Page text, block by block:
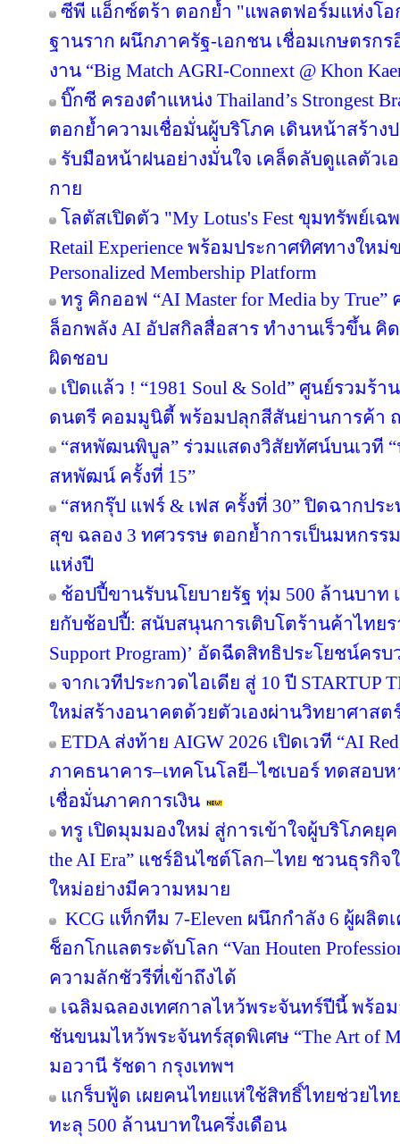
ซีพี แอ็กซ์ตร้า ตอกย้ำ "แพลตฟอร์มแห่งโอ
ฐานราก ผนึกภาครัฐ-เอกชน เชื่อมเกษตรก
งาน “Big Match AGRI-Connext @ Khon
บิ๊กซี ครองตำแหน่ง Thailand’s Strongest
ตอกย้ำความเชื่อมั่นผู้บริโภค เดินหน้าสร้า
รับมือหน้าฝนอย่างมั่นใจ เคล็ดลับดูแลตัวเ
กาย
โลตัสเปิดตัว "My Lotus's Fest ขุมทรัพย์เ
Retail Experience พร้อมประกาศทิศทางใหม่
Personalized Membership Platform
ทรู คิกออฟ “AI Master for Media by
ล็อกพลัง AI อัปสกิลสื่อสาร ทำงานเร็วขึ้น คิ
ผิดชอบ
เปิดแล้ว ! “1981 Soul & Sold” ศูนย์รวม
ดนตรี คอมมูนิตี้ พร้อมปลุกสีสันย่านการค้า
“สหพัฒนพิบูล” ร่วมแสดงวิสัยทัศน์บนเวที
สหพัฒน์ ครั้งที่ 15”
“สหกรุ๊ป แฟร์ & เฟส ครั้งที่ 30” ปิดฉากป
สุข ฉลอง 3 ทศวรรษ ตอกย้ำการเป็นมหกร
แห่งปี
ช้อปปี้ขานรับนโยบายรัฐ ทุ่ม 500 ล้านบาท
ยกับช้อปปี้: สนับสนุนการเติบโตร้านค้าไทยร
Support Program)’ อัดฉีดสิทธิประโยชน์ครบ
จากเวทีประกวดไอเดีย สู่ 10 ปี STARTUP
ใหม่สร้างอนาคตด้วยตัวเองผ่านวิทยาศาสต
ETDA ส่งท้าย AIGW 2026 เปิดเวที “AI
ภาคธนาคาร–เทคโนโลยี–ไซเบอร์ ทดสอบห
เชื่อมั่นภาคการเงิน
ทรู เปิดมุมมองใหม่ สู่การเข้าใจผู้บริโภคยุค
the AI Era” แชร์อินไซต์โลก–ไทย ชวนธุรกิจ
ใหม่อย่างมีความหมาย
KCG แท็กทีม 7-Eleven ผนึกกำลัง 6 ผู้ผลิ
ช็อกโกแลตระดับโลก “Van Houten
ความลักชัวรีที่เข้าถึงได้
เฉลิมฉลองเทศกาลไหว้พระจันทร์ปีนี้ พร้อ
ชันขนมไหว้พระจันทร์สุดพิเศษ “The Art of
มอวานี รัชดา กรุงเทพฯ
แกร็บฟู้ด เผยคนไทยแห่ใช้สิทธิ์ไทยช่วยไท
ทะลุ 500 ล้านบาทในครึ่งเดือน